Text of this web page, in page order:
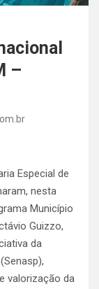
–
Especial de
nesta
Município
Guizzo,
da
valorização da